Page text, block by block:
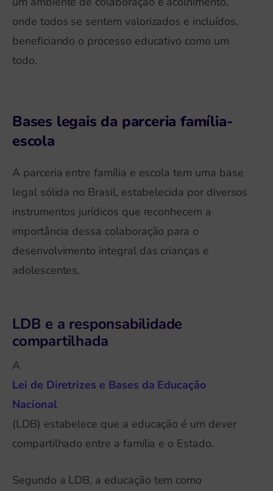
onde todos se sentem valorizados e incluídos,
beneficiando o processo educativo como um
todo.
Bases legais da parceria família-
escola
A parceria entre família e escola tem uma base
legal sólida no Brasil, estabelecida por diversos
instrumentos jurídicos que reconhecem a
importância dessa colaboração para o
desenvolvimento integral das crianças e
adolescentes.
LDB e a responsabilidade
compartilhada
A
Lei de Diretrizes e Bases da Educação
Nacional
(LDB) estabelece que a educação é um dever
compartilhado entre a família e o Estado.
Segundo a LDB, a educação tem como